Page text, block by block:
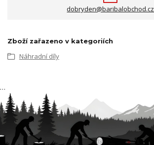
dobryden@baribalobchod.cz
Zboží zařazeno v kategoriích
Náhradní díly
…